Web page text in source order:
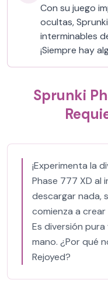
Con su juego
ocultas,
interminables
¡Siempre hay
Sprunki
¡Experimenta la
Phase 777 XD al
descargar nada,
comienza a
Es diversión
mano. ¿Por qué
Rejoyed?